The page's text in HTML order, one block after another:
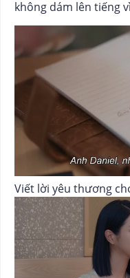
không dám lên tiếng
Viết lời yêu thương